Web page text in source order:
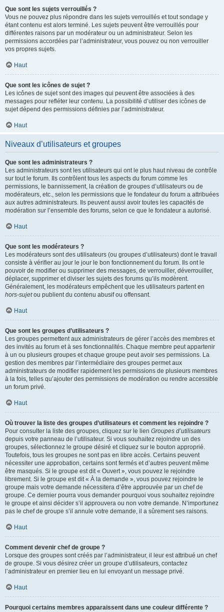
Que sont les sujets verrouillés ?
Vous ne pouvez plus répondre dans les sujets verrouillés et tout sondage y
étant contenu est alors terminé. Les sujets peuvent être verrouillés pour
différentes raisons par un modérateur ou un administrateur. Selon les
permissions accordées par l’administrateur, vous pouvez ou non verrouiller
vos propres sujets.
Haut
Que sont les icônes de sujet ?
Les icônes de sujet sont des images qui peuvent être associées à des
messages pour refléter leur contenu. La possibilité d’utiliser des icônes de
sujet dépend des permissions définies par l’administrateur.
Haut
Niveaux d’utilisateurs et groupes
Que sont les administrateurs ?
Les administrateurs sont les utilisateurs qui ont le plus haut niveau de contrôle
sur tout le forum. Ils contrôlent tous les aspects du forum comme les
permissions, le bannissement, la création de groupes d’utilisateurs ou de
modérateurs, etc., selon les permissions que le fondateur du forum a attribuées
aux autres administrateurs. Ils peuvent aussi avoir toutes les capacités de
modération sur l’ensemble des forums, selon ce que le fondateur a autorisé.
Haut
Que sont les modérateurs ?
Les modérateurs sont des utilisateurs (ou groupes d’utilisateurs) dont le travail
consiste à vérifier au jour le jour le bon fonctionnement du forum. Ils ont le
pouvoir de modifier ou supprimer des messages, de verrouiller, déverrouiller,
déplacer, supprimer et diviser les sujets des forums qu’ils modèrent.
Généralement, les modérateurs empêchent que les utilisateurs partent en
hors-sujetou publient du contenu abusif ou offensant.
Haut
Que sont les groupes d’utilisateurs ?
Les groupes permettent aux administrateurs de gérer l’accès des membres et
des invités au forum et à ses fonctionnalités. Chaque membre peut appartenir
à un ou plusieurs groupes et chaque groupe peut avoir ses permissions. La
gestion des membres par l’intermédiaire des groupes permet aux
administrateurs de modifier rapidement les permissions de plusieurs membres
à la fois, telles qu’ajouter des permissions de modération ou rendre accessible
un forum privé.
Haut
Où trouver la liste des groupes d’utilisateurs et comment les rejoindre ?
Pour consulter la liste des groupes, cliquez sur le lien Groupes d’utilisateurs
depuis votre panneau de l’utilisateur. Si vous souhaitez rejoindre un des
groupes, sélectionnez le groupe désiré et cliquez sur le bouton approprié.
Toutefois, tous les groupes ne sont pas en libre accès. Certains peuvent
nécessiter une approbation, certains sont fermés et d’autres peuvent même
être masqués. Si le groupe est dit « Ouvert », vous pouvez le rejoindre
librement. Si le groupe est dit « À la demande », vous pouvez rejoindre le
groupe mais votre demande nécessitera d’être approuvée par un chef de
groupe. Ce dernier pourra vous demander pourquoi vous souhaitez rejoindre
le groupe et ainsi décider s’il approuvera ou non votre demande. N’importunez
pas le chef de groupe s’il annule votre demande, il a sûrement ses raisons.
Haut
Comment devenir chef de groupe ?
Lorsque des groupes sont créés par l’administrateur, il leur est attribué un chef
de groupe. Si vous désirez créer un groupe d’utilisateurs, contactez
l’administrateur en premier lieu en lui envoyant un message privé.
Haut
Pourquoi certains membres apparaissent dans une couleur différente ?